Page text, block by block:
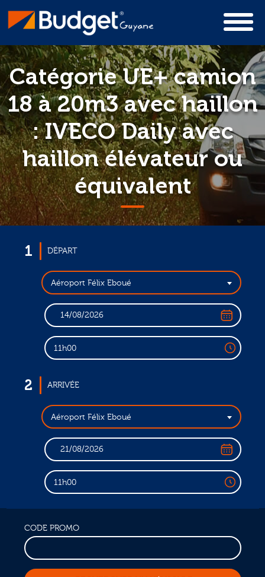
Catégorie UE+ camion
18 à 20m3 avec haillon
: IVECO Daily avec
haillon élévateur ou
équivalent
1 DÉPART
Aéroport Félix Eboué
11h00
2 ARRIVÉE
Aéroport Félix Eboué
11h00
CODE PROMO